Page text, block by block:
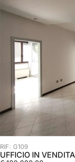
RIF: G109
UFFICIO IN